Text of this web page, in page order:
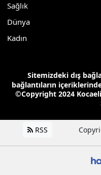
Sağlık
Dünya
Kadın
Sitemizdeki dış
bağlantıların
©Copyright 2024
RSS